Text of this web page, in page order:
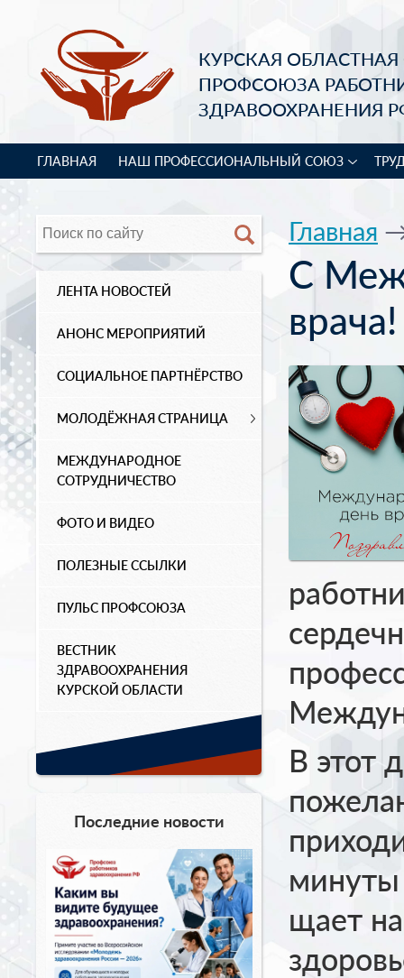
КУРСКАЯ
ПРОФСОЮЗА
ЗДРАВООХРАНЕНИЯ
ГЛАВНАЯ НАШ ПРОФЕССИОНАЛЬНЫЙ СОЮЗ
ЛЕНТА НОВОСТЕЙ
АНОНС МЕРОПРИЯТИЙ
СОЦИАЛЬНОЕ ПАРТНЁРСТВО
МОЛОДЁЖНАЯ СТРАНИЦА
МЕЖДУНАРОДНОЕ
СОТРУДНИЧЕСТВО
ФОТО И ВИДЕО
ПОЛЕЗНЫЕ ССЫЛКИ
ПУЛЬС ПРОФСОЮЗА
ВЕСТНИК
ЗДРАВООХРАНЕНИЯ
КУРСКОЙ ОБЛАСТИ
Последние новости
Главная
С
врача!
В этот
щает